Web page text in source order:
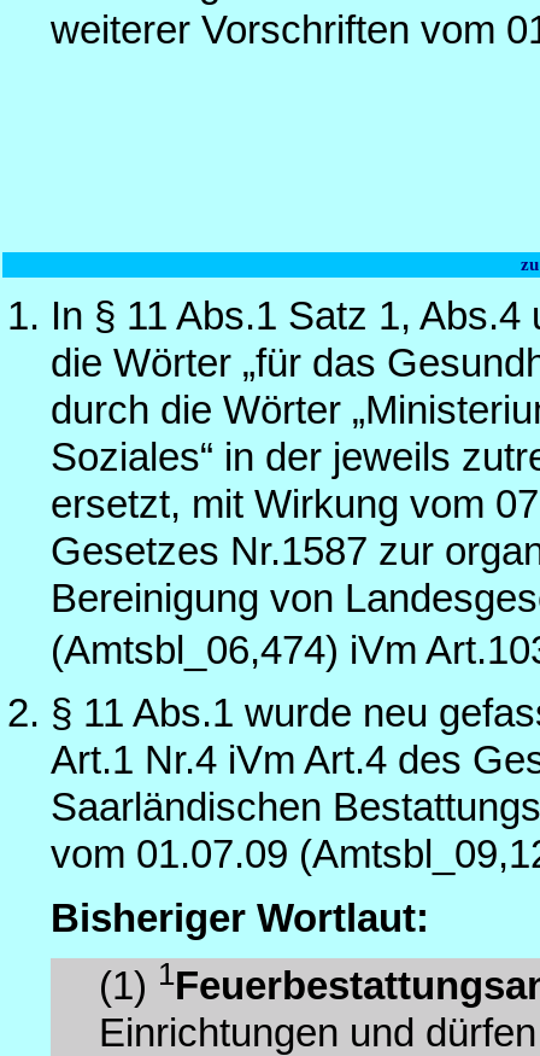
weiterer Vorschriften vom
In § 11 Abs.1 Satz 1,
die Wörter „für das
durch die Wörter
Soziales“ in der jeweils
ersetzt, mit Wirkung vom
Gesetzes Nr.1587 zur
Bereinigung von
(Amtsbl_06,474) iVm
§ 11 Abs.1 wurde neu
Art.1 Nr.4 iVm Art.4 des
Saarländischen
vom 01.07.09
Bisheriger Wortlaut:
(1) 1
Einrichtungen und